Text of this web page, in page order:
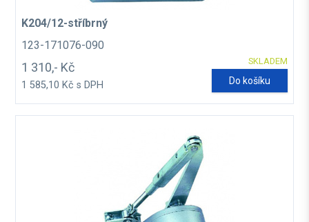
K204/12-stříbrný
123-171076-090
SKLADEM
1 310,- Kč
1 585,10 Kč s DPH Do košíku